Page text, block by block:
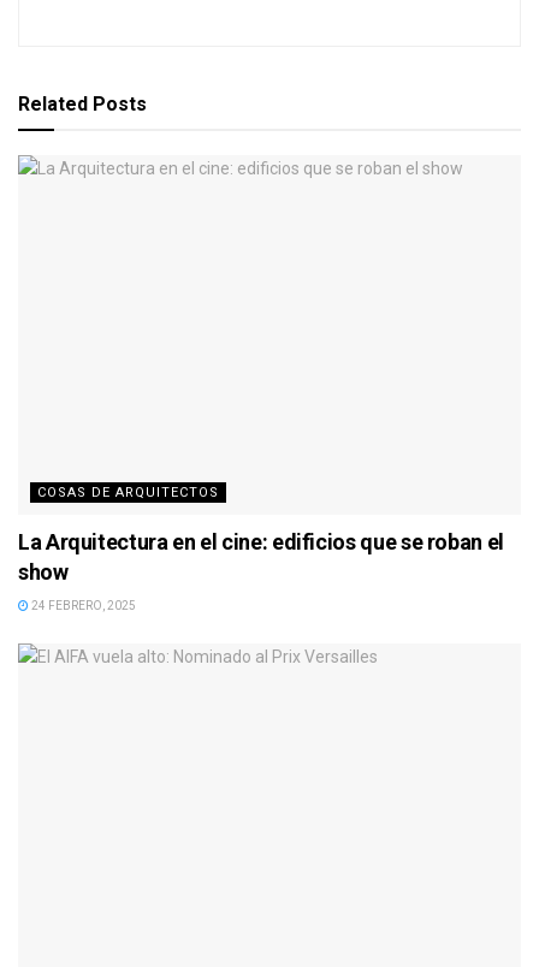
Related Posts
COSAS DE ARQUITECTOS
La Arquitectura en el cine: edificios que se roban el
show
24 FEBRERO, 2025